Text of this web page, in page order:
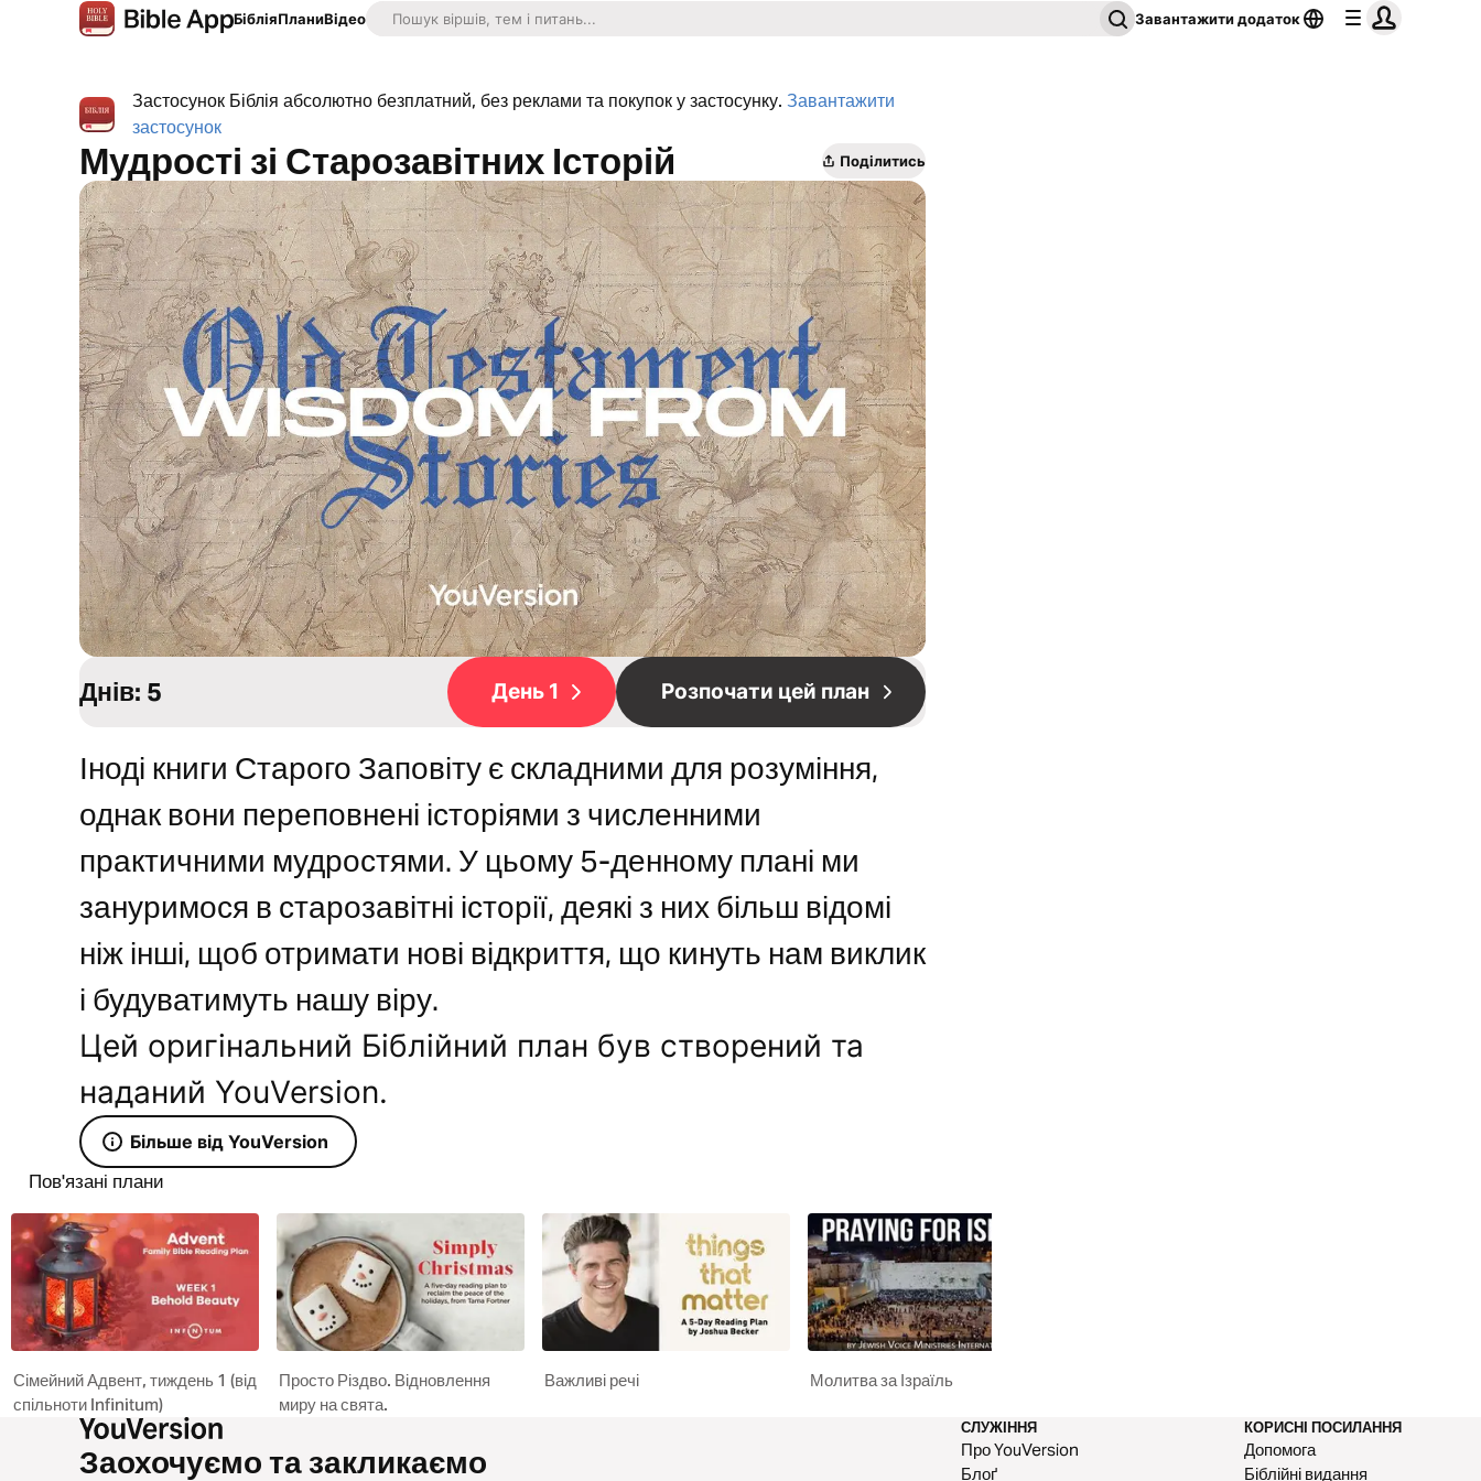
БібліяПланиВідео Завантажити додаток
Застосунок Біблія абсолютно безплатний, без реклами та покупок у застосунку. Завантажити
застосунок
Мудрості зі Старозавітних Історій Поділитись
Днів: 5 День 1 Розпочати цей план
Іноді книги Старого Заповіту є складними для розуміння,
однак вони переповнені історіями з численними
практичними мудростями. У цьому 5-денному плані ми
зануримося в старозавітні історії, деякі з них більш відомі
ніж інші, щоб отримати нові відкриття, що кинуть нам виклик
і будуватимуть нашу віру.
Цей оригінальний Біблійний план був створений та
наданий YouVersion.
Більше від YouVersion
Пов'язані плани
Сімейний Адвент, тиждень 1 (від
спільноти Infinitum)
Просто Різдво. Відновлення
миру на свята.
Важливі речі Молитва за Ізраїль
Заохочуємо та закликаємо
СЛУЖІННЯ
Про YouVersion
Блоґ
КОРИСНІ ПОСИЛАННЯ
Допомога
Біблійні видання